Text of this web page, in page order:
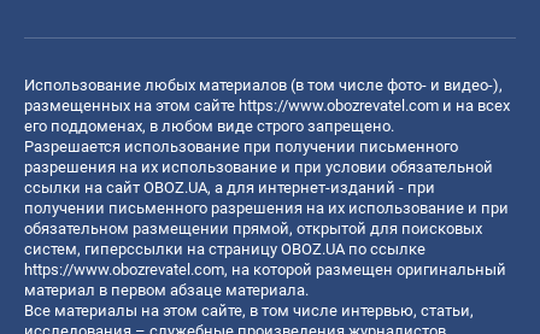
Использование любых материалов (в том числе фото- и видео-),
размещенных на этом сайте https://www.obozrevatel.com и на всех
его поддоменах, в любом виде строго запрещено.
Разрешается использование при получении письменного
разрешения на их использование и при условии обязательной
ссылки на сайт OBOZ.UA, а для интернет-изданий - при
получении письменного разрешения на их использование и при
обязательном размещении прямой, открытой для поисковых
систем, гиперссылки на страницу OBOZ.UA по ссылке
https://www.obozrevatel.com, на которой размещен оригинальный
материал в первом абзаце материала.
Все материалы на этом сайте, в том числе интервью, статьи,